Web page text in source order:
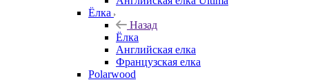
Ёлка
Назад
Ёлка
Английская елка
Французская елка
Polarwood